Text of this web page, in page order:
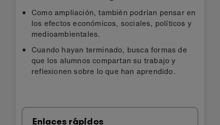
Como ampliación, también podrían pensar en
los efectos económicos, sociales, políticos y
medioambientales.
Cuando hayan terminado, busca formas de
que los alumnos compartan su trabajo y
reflexionen sobre lo que han aprendido.
Enlaces rápidos